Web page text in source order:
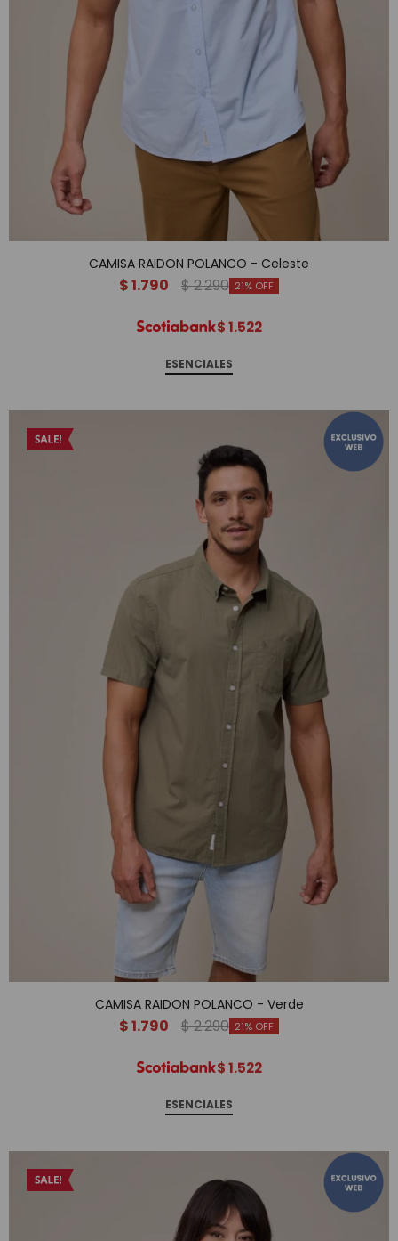
CAMISA RAIDON POLANCO - Celeste
$1.790 $2.290 21
$1.522
ESENCIALES
CAMISA RAIDON POLANCO - Verde
$1.790 $2.290 21
$1.522
ESENCIALES